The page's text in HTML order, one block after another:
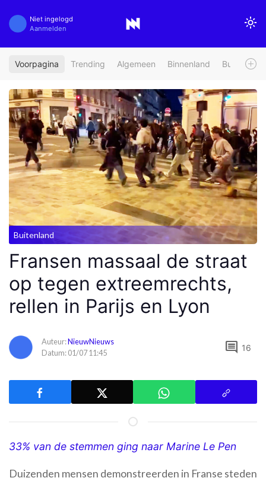
Niet ingelogd
Aanmelden
Voorpagina Trending Algemeen Binnenland Buitenland
Buitenland
Fransen massaal de straat
op tegen extreemrechts,
rellen in Parijs en Lyon
Auteur:NieuwNieuws
Datum: 01/07 11:45
comment 16
33% van de stemmen ging naar Marine Le Pen
Duizenden mensen demonstreerden in Franse steden